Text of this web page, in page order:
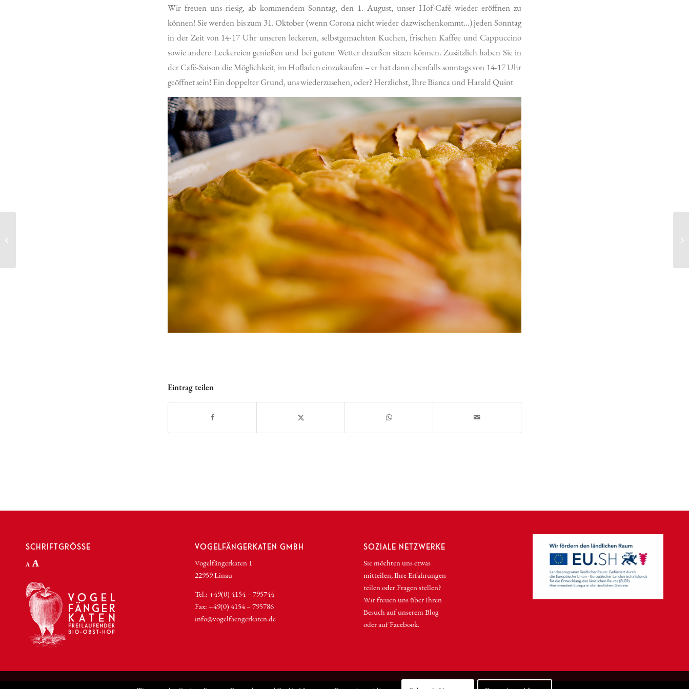
Wir freuen uns riesig, ab kommendem Sonntag, den 1. August, unser Hof-Café wieder eröffnen zu
können! Sie werden bis zum 31. Oktober (wenn Corona nicht wieder dazwischenkommt…) jeden Sonntag
in der Zeit von 14-17 Uhr unseren leckeren, selbstgemachten Kuchen, frischen Kaffee und Cappuccino
sowie andere Leckereien genießen und bei gutem Wetter draußen sitzen können. Zusätzlich haben Sie in
der Café-Saison die Möglichkeit, im Hofladen einzukaufen – er hat dann ebenfalls sonntags von 14-17 Uhr
geöffnet sein! Ein doppelter Grund, uns wiederzusehen, oder? Herzlichst, Ihre Bianca und Harald Quint
Eintrag teilen
SCHRIFTGRÖSSE
A Decrease
size.
AIncrease
size.
VOGELFÄNGERKATEN GMBH
Vogelfängerkaten 1
22959 Linau
Tel.: +49(0) 4154 – 795744
Fax: +49(0) 4154 – 795786
info@vogelfaengerkaten.de
SOZIALE NETZWERKE
Sie möchten uns etwas
mitteilen, Ihre Erfahrungen
teilen oder Fragen stellen?
Wir freuen uns über Ihren
Besuch auf unseremBlog
oder aufFacebook.